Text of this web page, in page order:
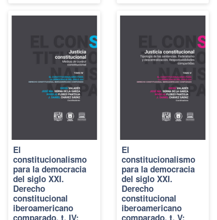
El
constitucionalismo
para la democracia
del siglo XXI.
Derecho
constitucional
iberoamericano
El
constitucionalismo
para la democracia
del siglo XXI.
Derecho
constitucional
iberoamericano